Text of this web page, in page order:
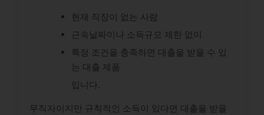
현재 직장이 없는 사람
근속날짜이나 소득규모 제한 없이
특정 조건을 충족하면 대출을 받을 수 있
는 대출 제품
입니다.
무직자이지만 규칙적인 소득이 있다면 대출을 받을